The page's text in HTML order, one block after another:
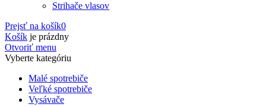
Strihače vlasov
Prejsť na košík0
Košík je prázdny
Otvoriť menu
Vyberte kategóriu
Malé spotrebiče
Veľké spotrebiče
Vysávače